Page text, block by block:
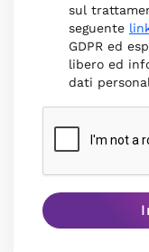
sul
seguente
GDPR ed
libero ed
dati